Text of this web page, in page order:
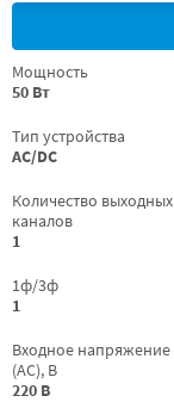
Мощность
50 Вт
Тип устройства
AC/DC
Количество выходных
каналов
1
1ф/3ф
1
Входное напряжение
(AC), В
220 В